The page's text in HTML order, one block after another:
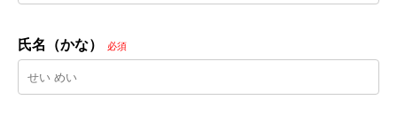
氏名（かな） 必須